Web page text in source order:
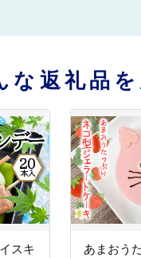
返礼品を
スキ
あまおう